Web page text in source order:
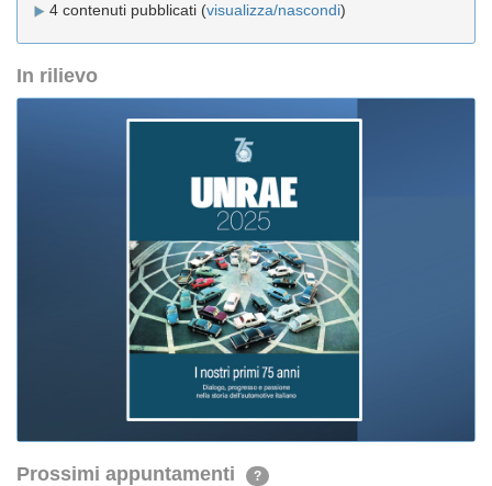
4 contenuti pubblicati (visualizza/nascondi)
In rilievo
Prossimi appuntamenti ?